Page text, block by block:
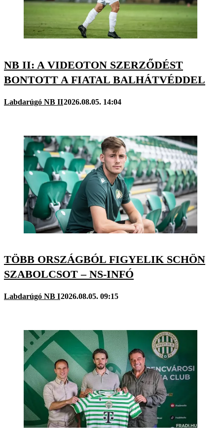
NB II: A VIDEOTON SZERZŐDÉST
BONTOTT A FIATAL BALHÁTVÉDDEL
Labdarúgó NB II2026.08.05. 14:04
TÖBB ORSZÁGBÓL FIGYELIK SCHÖN
SZABOLCSOT – NS-INFÓ
Labdarúgó NB I2026.08.05. 09:15